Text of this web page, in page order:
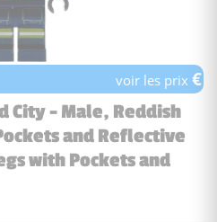
voir les prix€
City - Male, Reddish
and Reflective
with Pockets and